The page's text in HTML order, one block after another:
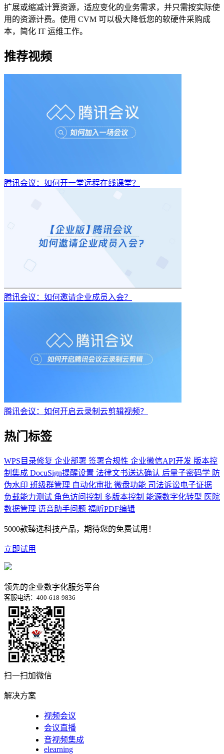
扩展或缩减计算资源，适应变化的业务需求，并只需按实际使
用的资源计费。使用 CVM 可以极大降低您的软硬件采购成
本，简化 IT 运维工作。
推荐视频
腾讯会议：如何开一堂远程在线课堂？
腾讯会议：如何邀请企业成员入会？
腾讯会议：如何开启云录制云剪辑视频？
热门标签
WPS目录修复 企业部署 签署合规性 企业微信API开发 版本控
制集成 DocuSign提醒设置 法律文书送达确认 后量子密码学 防
伪水印 班级群管理 自动化审批 微盘功能 司法诉讼电子证据
负载能力测试 角色访问控制 多版本控制 能源数字化转型 医院
数据管理 语音助手问题 福昕PDF编辑
5000款臻选科技产品，期待您的免费试用！
立即试用
领先的企业数字化服务平台
客服电话：400-618-9836
扫一扫加微信
解决方案
视频会议
会议直播
音视频集成
elearning